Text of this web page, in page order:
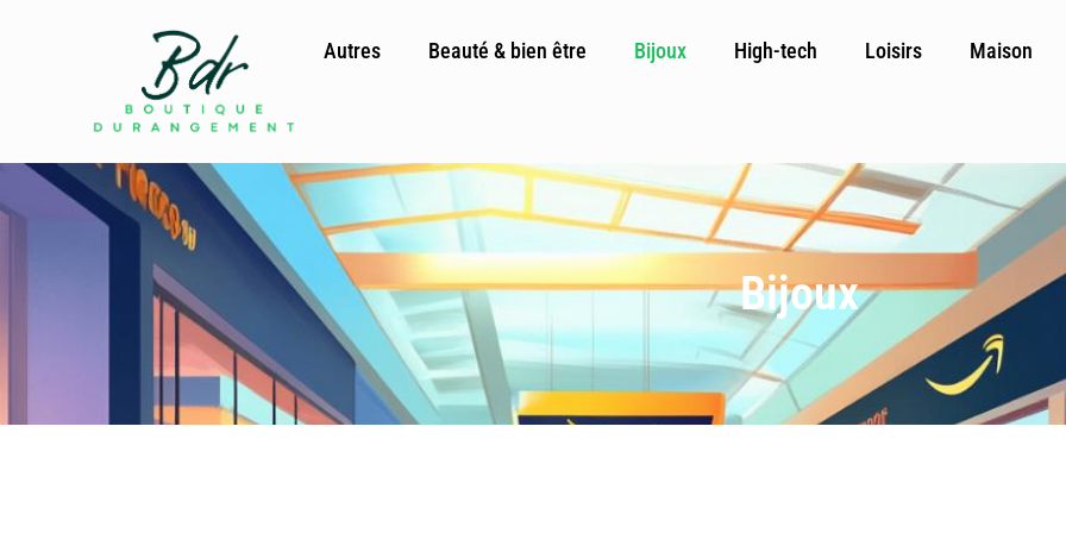
Autres Beauté & bien être Bijoux High-tech Loisirs Maison
Bijoux